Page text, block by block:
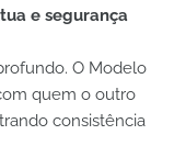
e segurança
O Modelo
quem o outro
consistência